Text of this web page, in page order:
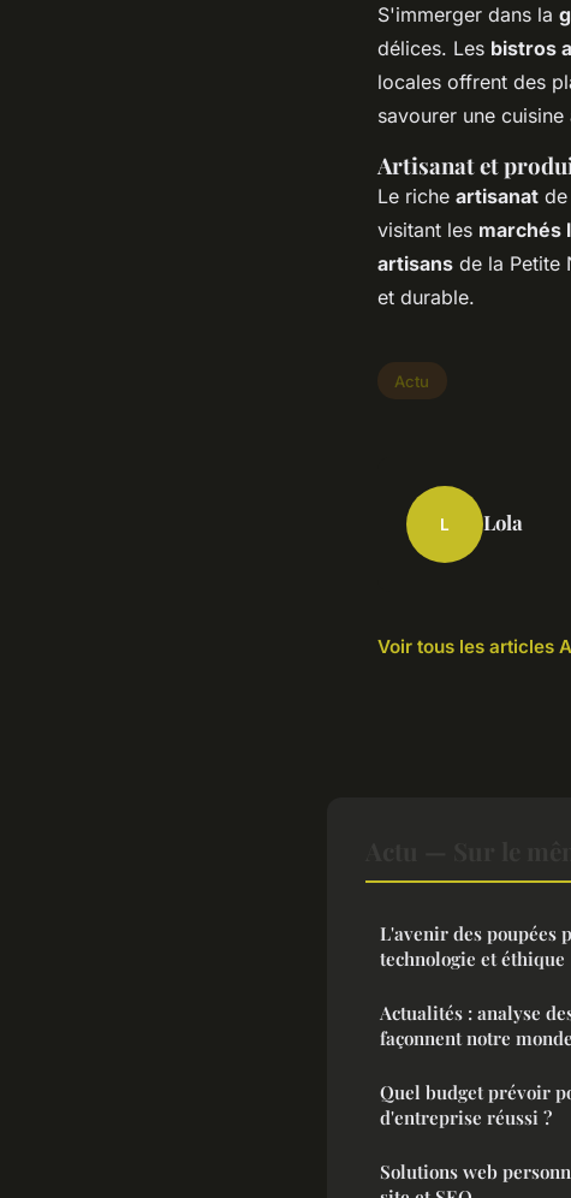
S'immerger dans la
délices. Les bistros
locales offrent des
savourer une
Artisanat et
Le riche artisanat
visitant les marchés
artisans de la Petite
et durable.
Actu
L Lola
Voir tous les articles
L'avenir des poupées
technologie et éthique
Actualités : analyse
façonnent notre monde
Quel budget prévoir
d'entreprise réussi ?
Solutions web